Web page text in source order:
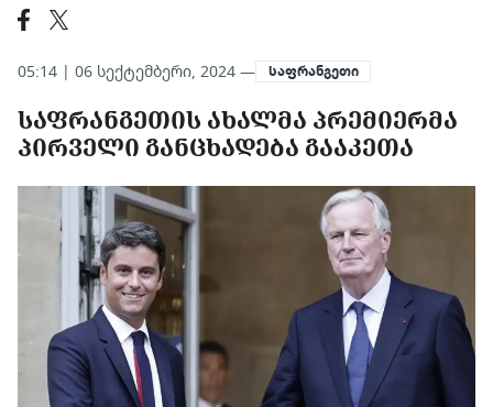
05:14 | 06 სექტემბერი, 2024 — საფრანგეთი
ᲡᲐᲤᲠᲐᲜᲒᲔᲗᲘᲡ ᲐᲮᲐᲚᲛᲐ ᲞᲠᲔᲛᲘᲔᲠᲛᲐ
ᲞᲘᲠᲕᲔᲚᲘ ᲒᲐᲜᲪᲮᲐᲓᲔᲑᲐ ᲒᲐᲐᲙᲔᲗᲐ